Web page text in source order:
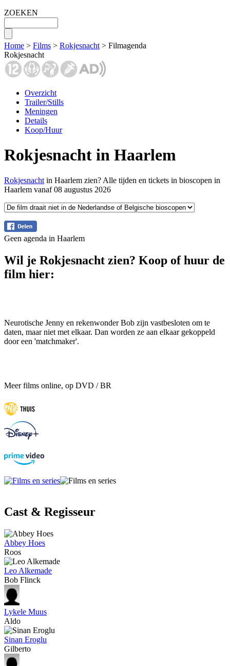
ZOEKEN
Home > Films > Rokjesnacht > Filmagenda
Rokjesnacht
Overzicht
Trailer/Stills
Meningen
Details
Koop/Huur
Rokjesnacht in Haarlem
Rokjesnacht in Haarlem zien? Alle tijden en tickets in bioscopen in
Haarlem vanaf 08 augustus 2026
Geen agenda in Haarlem
Wil je Rokjesnacht zien? Koop of huur de
film hier:
Neurotische Jenny en rekenwonder Bob zijn vastbesloten om te
daten, maar niet met elkaar. Dan worden ze aan elkaar gekoppeld
door een 'matchmaker'.
Meer films online, op DVD / BR
Cast & Regisseur
Abbey Hoes
Roos
Leo Alkemade
Bob Flinck
Lykele Muus
Aldo
Sinan Eroglu
Gilberto